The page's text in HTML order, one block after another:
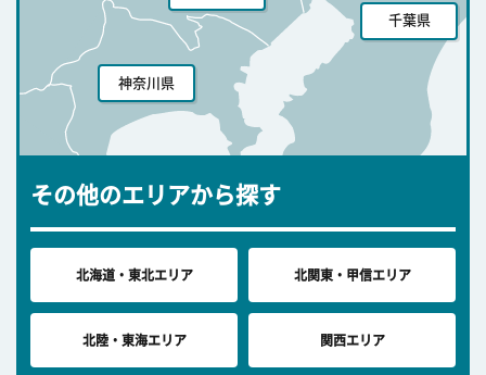
千葉県
神奈川県
その他のエリアから探す
北海道・東北エリア 北関東・甲信エリア
北陸・東海エリア 関西エリア